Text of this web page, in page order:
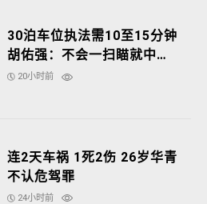
30泊车位执法需10至15分钟
胡佑强：不会一扫瞄就中罚
单20小时前
连2天车祸 1死2伤 26岁华青
不认危驾罪
24小时前